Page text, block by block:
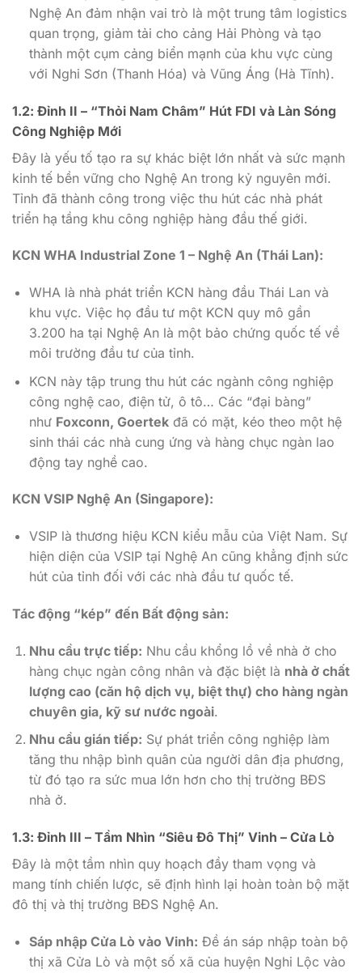
Nghệ An đảm nhận vai trò là một trung tâm logistics
quan trọng, giảm tải cho cảng Hải Phòng và tạo
thành một cụm cảng biển mạnh của khu vực cùng
với Nghi Sơn (Thanh Hóa) và Vũng Áng (Hà Tĩnh).
1.2: Đỉnh II – “Thỏi Nam Châm” Hút FDI và Làn Sóng
Công Nghiệp Mới
Đây là yếu tố tạo ra sự khác biệt lớn nhất và sức mạnh
kinh tế bền vững cho Nghệ An trong kỷ nguyên mới.
Tỉnh đã thành công trong việc thu hút các nhà phát
triển hạ tầng khu công nghiệp hàng đầu thế giới.
KCN WHA Industrial Zone 1 – Nghệ An (Thái Lan):
WHA là nhà phát triển KCN hàng đầu Thái Lan và
khu vực. Việc họ đầu tư một KCN quy mô gần
3.200 ha tại Nghệ An là một bảo chứng quốc tế về
môi trường đầu tư của tỉnh.
KCN này tập trung thu hút các ngành công nghiệp
công nghệ cao, điện tử, ô tô… Các “đại bàng”
như Foxconn, Goertekđã có mặt, kéo theo một hệ
sinh thái các nhà cung ứng và hàng chục ngàn lao
động tay nghề cao.
KCN VSIP Nghệ An (Singapore):
VSIP là thương hiệu KCN kiểu mẫu của Việt Nam. Sự
hiện diện của VSIP tại Nghệ An cũng khẳng định sức
hút của tỉnh đối với các nhà đầu tư quốc tế.
Tác động “kép” đến Bất động sản:
Nhu cầu trực tiếp: Nhu cầu khổng lồ về nhà ở cho
hàng chục ngàn công nhân và đặc biệt là nhà ở chất
lượng cao (căn hộ dịch vụ, biệt thự) cho hàng ngàn
chuyên gia, kỹ sư nước ngoài.
Nhu cầu gián tiếp: Sự phát triển công nghiệp làm
tăng thu nhập bình quân của người dân địa phương,
từ đó tạo ra sức mua lớn hơn cho thị trường BĐS
nhà ở.
1.3: Đỉnh III – Tầm Nhìn “Siêu Đô Thị” Vinh – Cửa Lò
Đây là một tầm nhìn quy hoạch đầy tham vọng và
mang tính chiến lược, sẽ định hình lại hoàn toàn bộ mặt
đô thị và thị trường BĐS Nghệ An.
Sáp nhập Cửa Lò vào Vinh: Đề án sáp nhập toàn bộ
thị xã Cửa Lò và một số xã của huyện Nghi Lộc vào